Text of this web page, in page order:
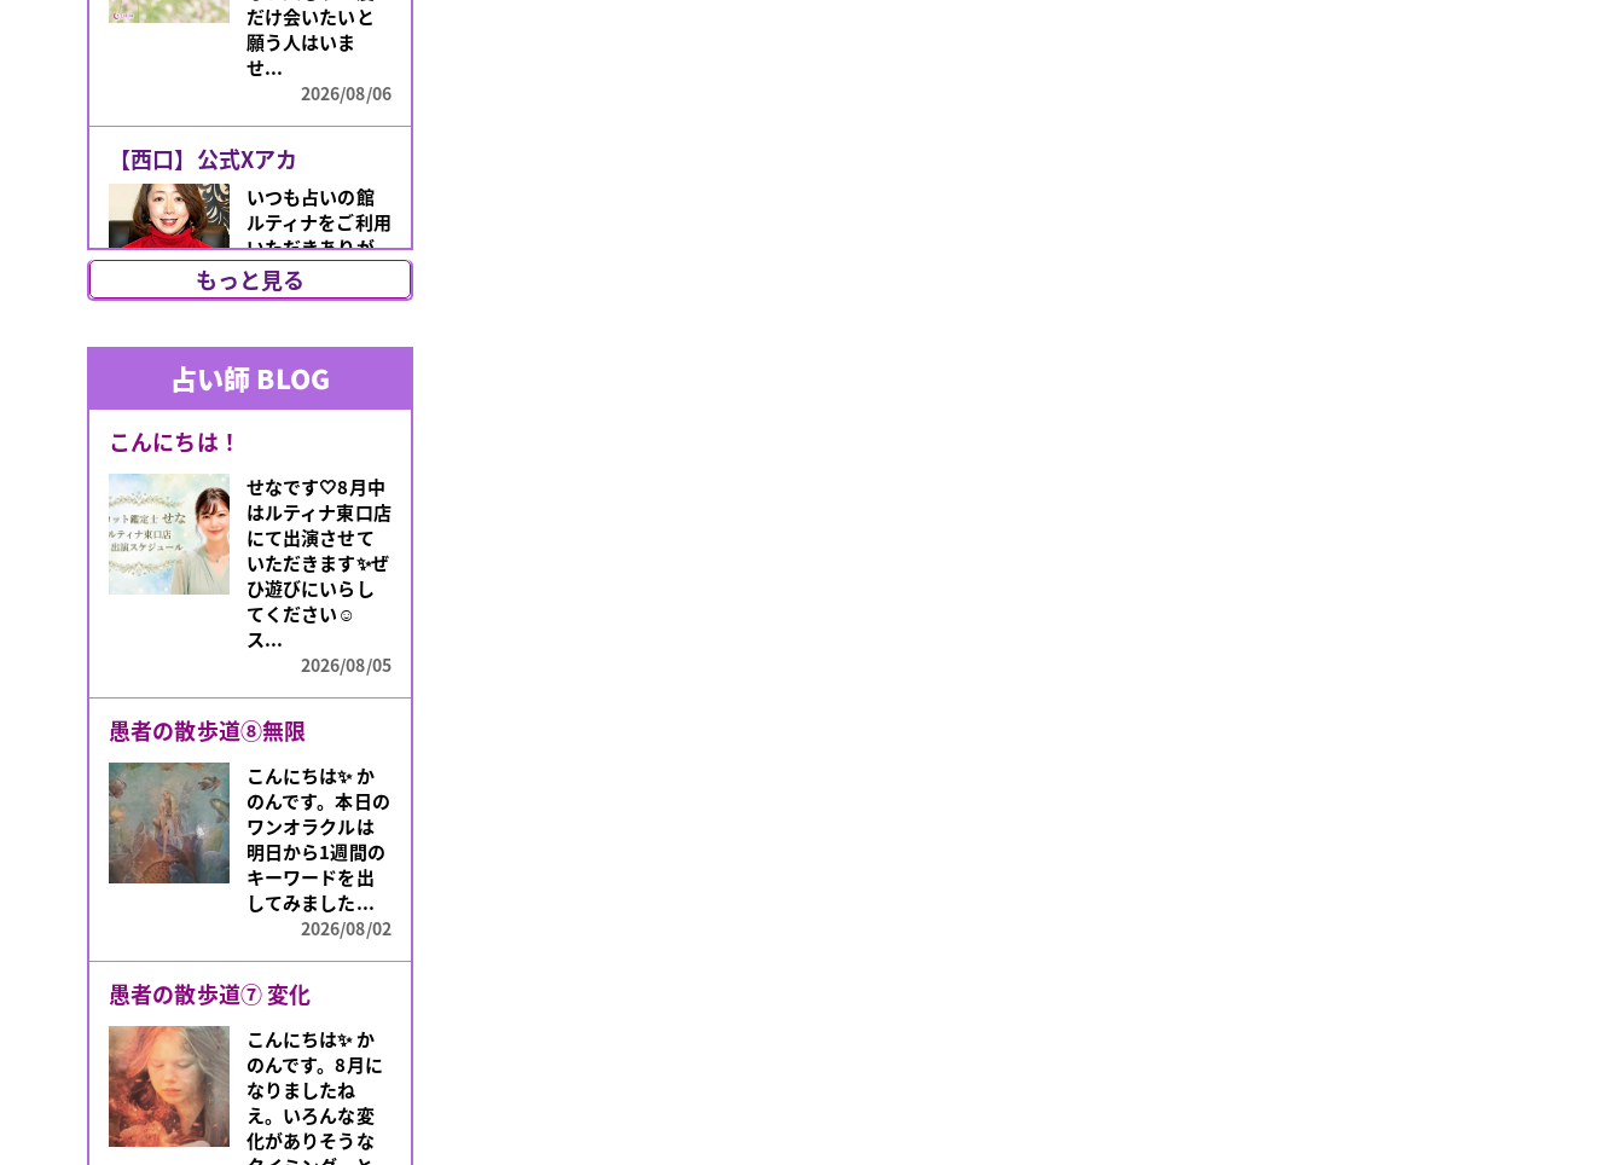
だけ会いたいと
願う人はいま
せ...
2026/08/06
【西口】公式Xアカ
いつも占いの館
ルティナをご利用
いただきありが
とうございま
す！このたび、
Tw...
2026/07/31
あなたのオーラは何
「最近なんとな
く気分が上がら
ない」「人間関
係が思うように
いかない」「新
しい一歩を踏み
出...
2026/08/05
人生の転機には意味
か物事が大きく
変化するタイミ
ングがあります。
突然の出会いや
環境の変化、
今...
2026/08/04
もっと見る
占い師 BLOG
こんにちは！
せなです🤍8月中
はルティナ東口店
にて出演させて
いただきます✨ぜ
ひ遊びにいらし
てください☺️
ス...
2026/08/05
愚者の散歩道⑧無限
こんにちは✨️ か
のんです。本日の
ワンオラクルは
明日から1週間の
キーワードを出
してみました...
2026/08/02
愚者の散歩道⑦ 変化
こんにちは✨️ か
のんです。8月に
なりましたね
え。いろんな変
化がありそうな